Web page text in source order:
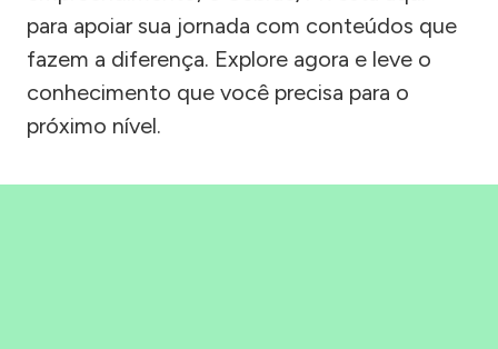
para apoiar sua jornada com conteúdos que
fazem a diferença. Explore agora e leve o
conhecimento que você precisa para o
próximo nível.